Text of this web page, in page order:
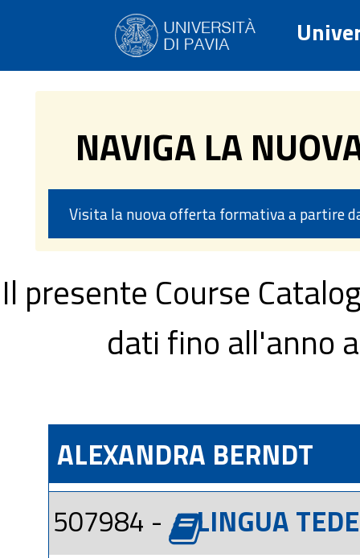
NAVIGA LA
Visita la nuova offerta formativa a partire
Il presente Course
dati fino all'anno
ALEXANDRA BERNDT
507984 -
LINGUA